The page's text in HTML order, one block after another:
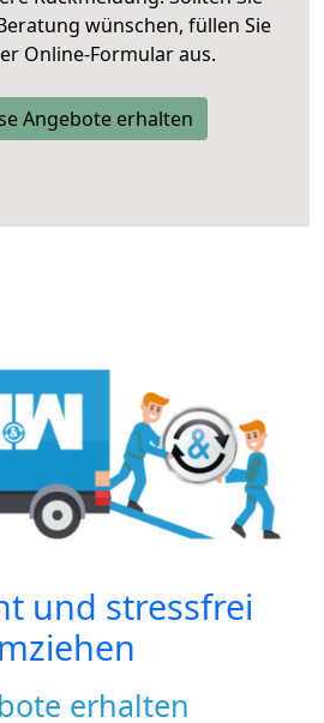
wünschen, füllen Sie
Online-Formular aus.
Angebote erhalten
und stressfrei
erhalten